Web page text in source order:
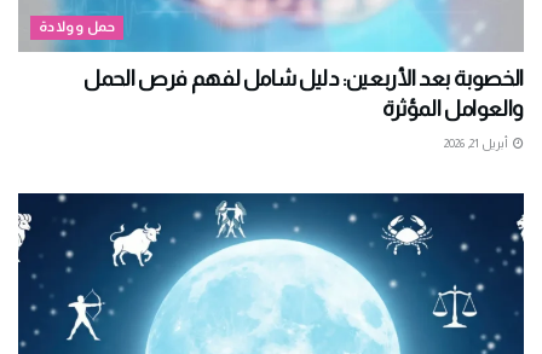
حمل وولادة
الخصوبة بعد الأربعين: دليل شامل لفهم فرص الحمل
والعوامل المؤثرة
أبريل 21, 2026